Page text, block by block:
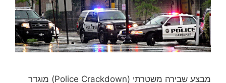
מבצע שבירה משטרתי (Police Crackdown) מוגדר